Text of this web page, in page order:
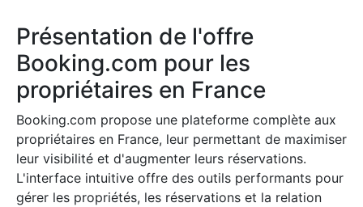
Présentation de l'offre
Booking.com pour les
propriétaires en France
Booking.com propose une plateforme complète aux
propriétaires en France, leur permettant de maximiser
leur visibilité et d'augmenter leurs réservations.
L'interface intuitive offre des outils performants pour
gérer les propriétés, les réservations et la relation